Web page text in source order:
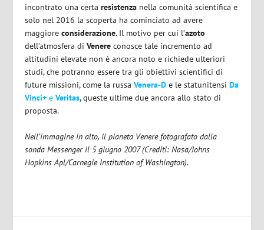
incontrato una certaresistenza nella comunità scientifica e
solo nel 2016 la scoperta ha cominciato ad avere
maggioreconsiderazione. Il motivo per cui l’azoto
dell’atmosfera diVenere conosce tale incremento ad
altitudini elevate non è ancora noto e richiede ulteriori
studi, che potranno essere tra gli obiettivi scientifici di
future missioni, come la russaVenera-D e le statunitensiDa
Vinci+ eVeritas, queste ultime due ancora allo stato di
proposta.
Nell’immagine in alto, il pianeta Venere fotografato dalla
sonda Messenger il 5 giugno 2007 (Crediti: Nasa/Johns
Hopkins Apl/Carnegie Institution of Washington).